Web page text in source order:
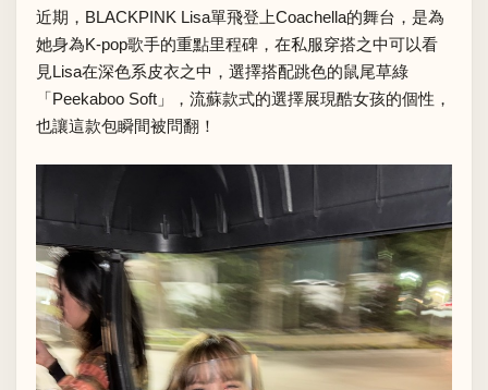
近期，BLACKPINK Lisa單飛登上Coachella的舞台，是為
她身為K-pop歌手的重點里程碑，在私服穿搭之中可以看
見Lisa在深色系皮衣之中，選擇搭配跳色的鼠尾草綠
「Peekaboo Soft」，流蘇款式的選擇展現酷女孩的個性，
也讓這款包瞬間被問翻！